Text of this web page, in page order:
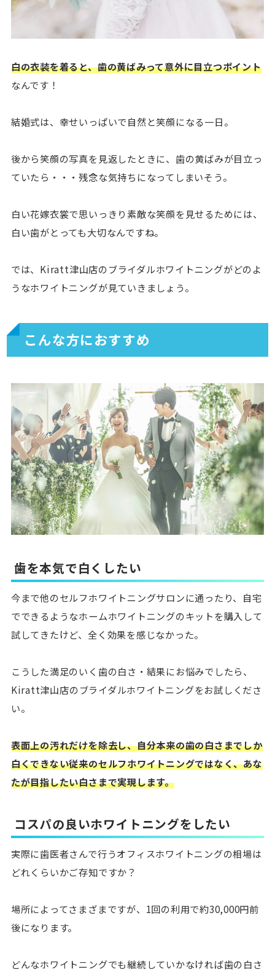
白の衣装を着ると、歯の黄ばみって意外に目立つポイント
なんです！
結婚式は、幸せいっぱいで自然と笑顔になる一日。
後から笑顔の写真を見返したときに、歯の黄ばみが目立っ
ていたら・・・残念な気持ちになってしまいそう。
白い花嫁衣裳で思いっきり素敵な笑顔を見せるためには、
白い歯がとっても大切なんですね。
では、Kiratt津山店のブライダルホワイトニングがどのよ
うなホワイトニングが見ていきましょう。
こんな方におすすめ
歯を本気で白くしたい
今まで他のセルフホワイトニングサロンに通ったり、自宅
でできるようなホームホワイトニングのキットを購入して
試してきたけど、全く効果を感じなかった。
こうした満足のいく歯の白さ・結果にお悩みでしたら、
Kiratt津山店のブライダルホワイトニングをお試しくださ
い。
表面上の汚れだけを除去し、自分本来の歯の白さまでしか
白くできない従来のセルフホワイトニングではなく、あな
たが目指したい白さまで実現します。
コスパの良いホワイトニングをしたい
実際に歯医者さんで行うオフィスホワイトニングの相場は
どれくらいかご存知ですか？
場所によってさまざまですが、1回の利用で約30,000円前
後になります。
どんなホワイトニングでも継続していかなければ歯の白さ